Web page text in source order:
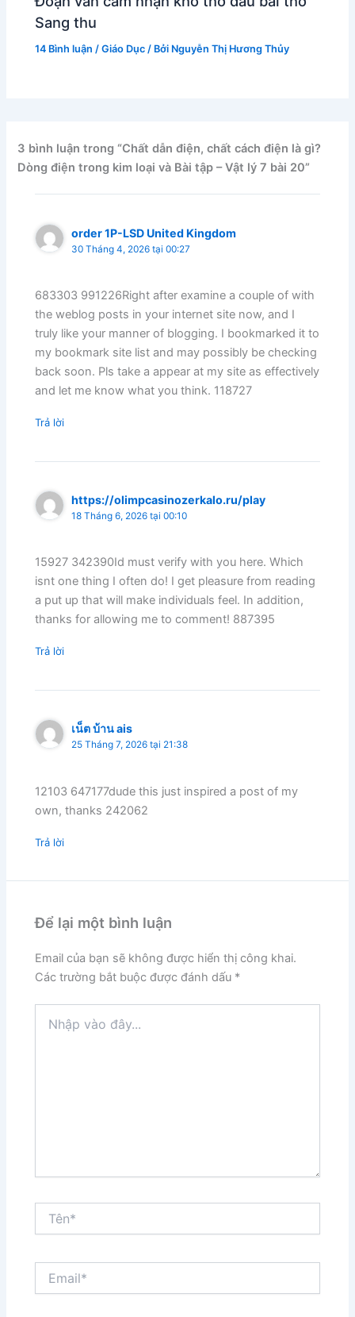
Sang thu
14 Bình luận /Giáo Dục / Bởi Nguyễn Thị Hương Thủy
3 bình luận trong “Chất dẫn điện, chất cách điện là gì?
Dòng điện trong kim loại và Bài tập – Vật lý 7 bài 20”
order 1P-LSD United Kingdom
30 Tháng 4, 2026 tại 00:27
683303 991226Right after examine a couple of with
the weblog posts in your internet site now, and I
truly like your manner of blogging. I bookmarked it to
my bookmark site list and may possibly be checking
back soon. Pls take a appear at my site as effectively
and let me know what you think. 118727
Trả lời
https://olimpcasinozerkalo.ru/play
18 Tháng 6, 2026 tại 00:10
15927 342390Id must verify with you here. Which
isnt one thing I often do! I get pleasure from reading
a put up that will make individuals feel. In addition,
thanks for allowing me to comment! 887395
Trả lời
เน็ต บ้าน ais
25 Tháng 7, 2026 tại 21:38
12103 647177dude this just inspired a post of my
own, thanks 242062
Trả lời
Để lại một bình luận
Email của bạn sẽ không được hiển thị công khai.
Các trường bắt buộc được đánh dấu *
vào